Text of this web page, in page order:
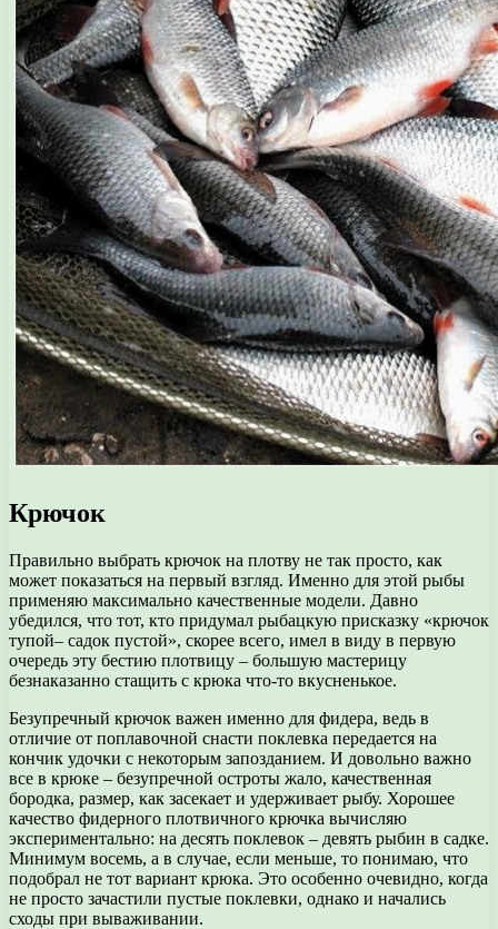
Крючок
Правильно выбрать крючок на плотву не так просто, как
может показаться на первый взгляд. Именно для этой рыбы
применяю максимально качественные модели. Давно
убедился, что тот, кто придумал рыбацкую присказку «крючок
тупой– садок пустой», скорее всего, имел в виду в первую
очередь эту бестию плотвицу – большую мастерицу
безнаказанно стащить с крюка что-то вкусненькое.
Безупречный крючок важен именно для фидера, ведь в
отличие от поплавочной снасти поклевка передается на
кончик удочки с некоторым запозданием. И довольно важно
все в крюке – безупречной остроты жало, качественная
бородка, размер, как засекает и удерживает рыбу. Хорошее
качество фидерного плотвичного крючка вычисляю
экспериментально: на десять поклевок – девять рыбин в садке.
Минимум восемь, а в случае, если меньше, то понимаю, что
подобрал не тот вариант крюка. Это особенно очевидно, когда
не просто зачастили пустые поклевки, однако и начались
сходы при вываживании.